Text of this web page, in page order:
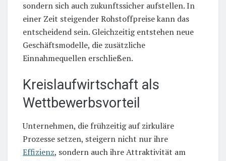
sondern sich auch zukunftssicher aufstellen. In
einer Zeit steigender Rohstoffpreise kann das
entscheidend sein. Gleichzeitig entstehen neue
Geschäftsmodelle, die zusätzliche
Einnahmequellen erschließen.
Kreislaufwirtschaft als
Wettbewerbsvorteil
Unternehmen, die frühzeitig auf zirkuläre
Prozesse setzen, steigern nicht nur ihre
Effizienz, sondern auch ihre Attraktivität am